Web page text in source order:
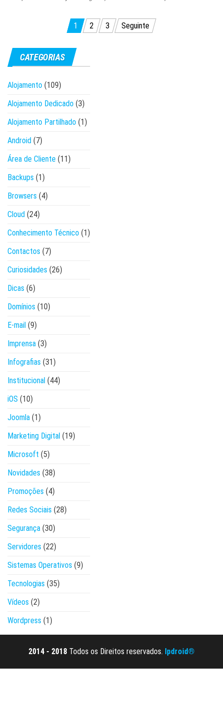
conteúdos
1 2 3 Seguinte
CATEGORIAS
Alojamento (109)
Alojamento Dedicado (3)
Alojamento Partilhado (1)
Android (7)
Área de Cliente (11)
Backups (1)
Browsers (4)
Cloud (24)
Conhecimento Técnico (1)
Contactos (7)
Curiosidades (26)
Dicas (6)
Domínios (10)
E-mail (9)
Imprensa (3)
Infografias (31)
Institucional (44)
iOS (10)
Joomla (1)
Marketing Digital (19)
Microsoft (5)
Novidades (38)
Promoções (4)
Redes Sociais (28)
Segurança (30)
Servidores (22)
Sistemas Operativos (9)
Tecnologias (35)
Vídeos (2)
Wordpress (1)
2014 - 2018 Todos os Direitos reservados. Ipdroid®